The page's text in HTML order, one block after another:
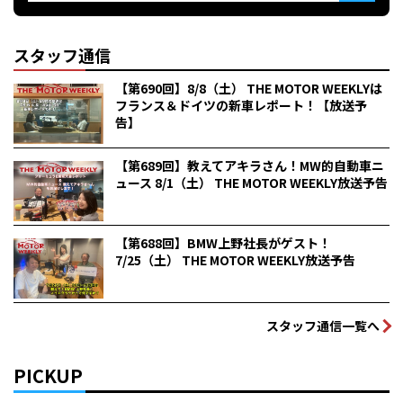
スタッフ通信
【第690回】8/8（土） THE MOTOR WEEKLYは
フランス＆ドイツの新車レポート！【放送予
告】
【第689回】教えてアキラさん！MW的自動車ニ
ュース 8/1（土） THE MOTOR WEEKLY放送予告
【第688回】BMW上野社長がゲスト！
7/25（土） THE MOTOR WEEKLY放送予告
スタッフ通信一覧へ
PICKUP